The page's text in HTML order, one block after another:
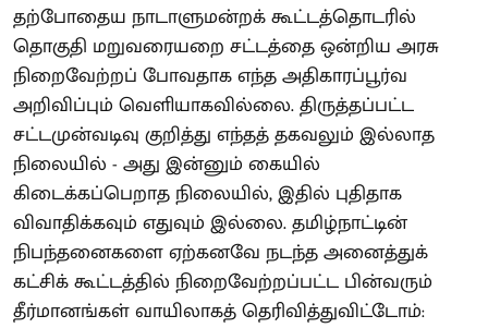
தற்போதைய நாடாளுமன்றக் கூட்டத்தொடரில்
தொகுதி மறுவரையறை சட்டத்தை ஒன்றிய அரசு
நிறைவேற்றப் போவதாக எந்த அதிகாரப்பூர்வ
அறிவிப்பும் வெளியாகவில்லை. திருத்தப்பட்ட
சட்டமுன்வடிவு குறித்து எந்தத் தகவலும் இல்லாத
நிலையில் - அது இன்னும் கையில்
கிடைக்கப்பெறாத நிலையில், இதில் புதிதாக
விவாதிக்கவும் எதுவும் இல்லை. தமிழ்நாட்டின்
நிபந்தனைகளை ஏற்கனவே நடந்த அனைத்துக்
கட்சிக் கூட்டத்தில் நிறைவேற்றப்பட்ட பின்வரும்
தீர்மானங்கள் வாயிலாகத் தெரிவித்துவிட்டோம்: